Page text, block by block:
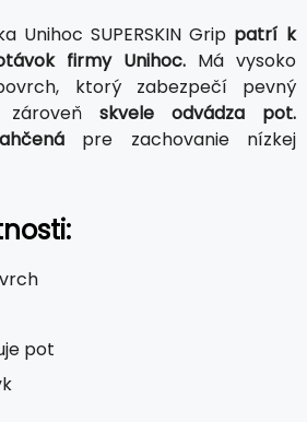
Unihoc SUPERSKIN Grip patrí k
firmy Unihoc. Má vysoko
ktorý zabezpečí pevný
skvele odvádza pot.
pre zachovanie nízkej
pot